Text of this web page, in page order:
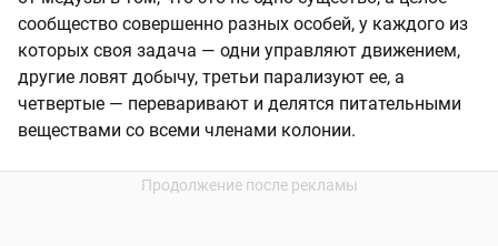
сообщество совершенно разных особей, у каждого из
которых своя задача — одни управляют движением,
другие ловят добычу, третьи парализуют ее, а
четвертые — переваривают и делятся питательными
веществами со всеми членами колонии.